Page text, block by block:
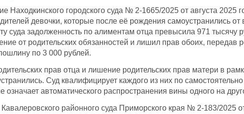
городского суда № 2-1665/2025 от августа 2025
девочки, которые после её рождения самоустранились
суда задолженность по алиментам отца превысила 971 тысячу
от родительских обязанностей и лишил прав обоих, передав
по 3 000 рублей.
прав отца и лишение родительских прав матери в
Суд квалифицирует каждого из них по
означает автоматического распространения вины одного на
районного суда Приморского края № 2-183/2025